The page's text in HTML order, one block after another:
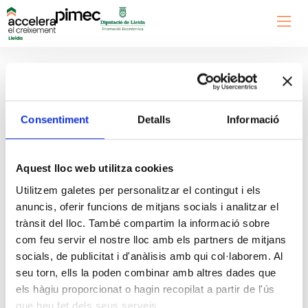
Consentiment Detalls Informació
Aquest lloc web utilitza cookies
Utilitzem galetes per personalitzar el contingut i els
anuncis, oferir funcions de mitjans socials i analitzar el
trànsit del lloc. També compartim la informació sobre
com feu servir el nostre lloc amb els partners de mitjans
socials, de publicitat i d'anàlisis amb qui col·laborem. Al
seu torn, ells la poden combinar amb altres dades que
els hàgiu proporcionat o hagin recopilat a partir de l'ús
que heu fet dels seus serveis.
Login
Usuari o Email
Contrasenya
Mantenir connectat